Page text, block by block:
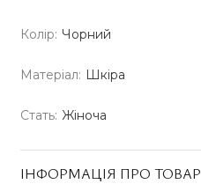
Колір: Чорний
Матеріал: Шкіра
Стать: Жіноча
ІНФОРМАЦІЯ ПРО ТОВАР